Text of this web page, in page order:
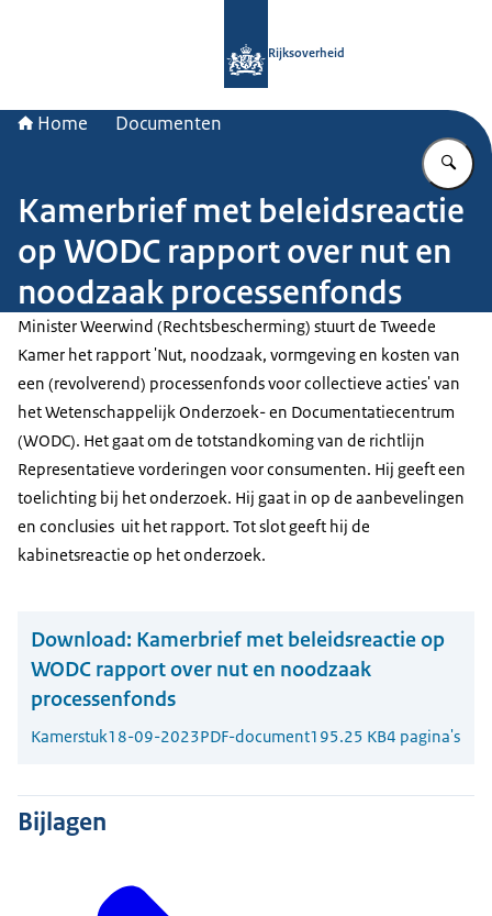
Rijksoverheid
Home Documenten
Kamerbrief met beleidsreactie
op WODC rapport over nut en
noodzaak processenfonds
Minister Weerwind (Rechtsbescherming) stuurt de Tweede
Kamer het rapport 'Nut, noodzaak, vormgeving en kosten van
een (revolverend) processenfonds voor collectieve acties' van
het Wetenschappelijk Onderzoek- en Documentatiecentrum
(WODC). Het gaat om de totstandkoming van de richtlijn
Representatieve vorderingen voor consumenten. Hij geeft een
toelichting bij het onderzoek. Hij gaat in op de aanbevelingen
en conclusies uit het rapport. Tot slot geeft hij de
kabinetsreactie op het onderzoek.
Download: Kamerbrief met beleidsreactie op
WODC rapport over nut en noodzaak
processenfonds
Kamerstuk18-09-2023PDF-document195.25 KB4 pagina's
Bijlagen